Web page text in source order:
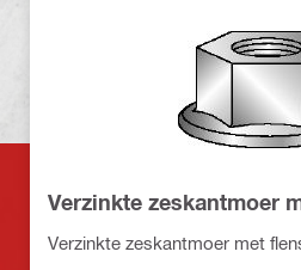
Verzinkte zeskantmoer
Verzinkte zeskantmoer met